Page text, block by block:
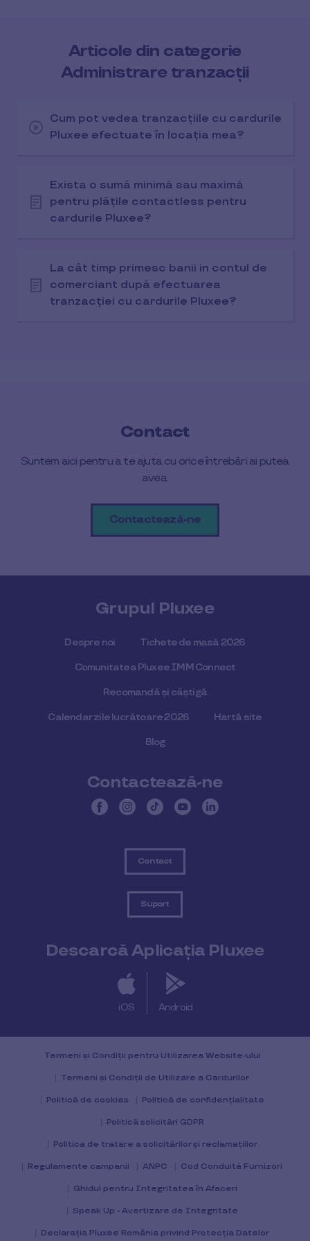
Articole din categorie
Administrare tranzacții
Cum pot vedea tranzacțiile cu cardurile
Pluxee efectuate în locația mea?
Exista o sumă minimă sau maximă
pentru plățile contactless pentru
cardurile Pluxee?
La cât timp primesc banii in contul de
comerciant după efectuarea
tranzacției cu cardurile Pluxee?
Contact
Suntem aici pentru a te ajuta cu orice întrebări ai putea
avea.
Contactează-ne
Grupul Pluxee
Despre noi Tichete de masă 2026
Comunitatea Pluxee IMM Connect
Recomandă și câștigă
Calendar zile lucrătoare 2026 Hartă site
Blog
Contactează-ne
Contact
Suport
Descarcă Aplicația Pluxee
iOS Android
Termeni și Condiții pentru Utilizarea Website-ului
Termeni și Condiții de Utilizare a Cardurilor
Politică de cookies Politică de confidențialitate
Politică solicitări GDPR
Politica de tratare a solicitărilor și reclamațiilor
Regulamente campanii ANPC Cod Conduită Furnizori
Ghidul pentru Integritatea în Afaceri
Speak Up - Avertizare de Integritate
Declarația Pluxee România privind Protecția Datelor